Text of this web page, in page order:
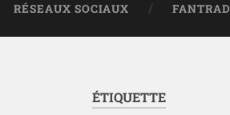
RÉSEAUX SOCIAUX FANTRAD
ÉTIQUETTE